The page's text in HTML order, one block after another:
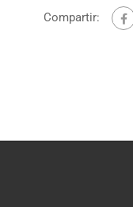
Compartir: